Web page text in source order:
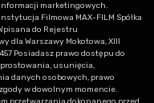
marketingowych.
Filmowa MAX-FILM Spółka
do Rejestru
dla Warszawy Mokotowa, XIII
Posiadasz prawo dostępu do
usunięcia,
danych osobowych, prawo
w dowolnym momencie.